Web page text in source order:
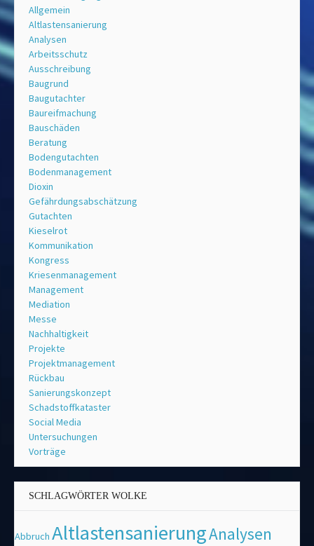
Allgemein
Altlastensanierung
Analysen
Arbeitsschutz
Ausschreibung
Baugrund
Baugutachter
Baureifmachung
Bauschäden
Beratung
Bodengutachten
Bodenmanagement
Dioxin
Gefährdungsabschätzung
Gutachten
Kieselrot
Kommunikation
Kongress
Kriesenmanagement
Management
Mediation
Messe
Nachhaltigkeit
Projekte
Projektmanagement
Rückbau
Sanierungskonzept
Schadstoffkataster
Social Media
Untersuchungen
Vorträge
SCHLAGWÖRTER WOLKE
Abbruch AltlastensanierungAnalysen